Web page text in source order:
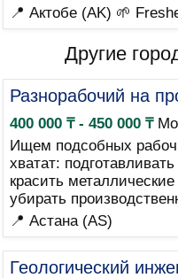
📍 Актобе (AK) 🌱
Другие
Разнорабочий на
400 000 ₸ - 450 000 ₸
Ищем подсобных
хватат:
красить
убирать
📍 Астана (AS)
Геологический